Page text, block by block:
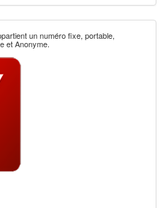
un numéro fixe, portable,
et Anonyme.